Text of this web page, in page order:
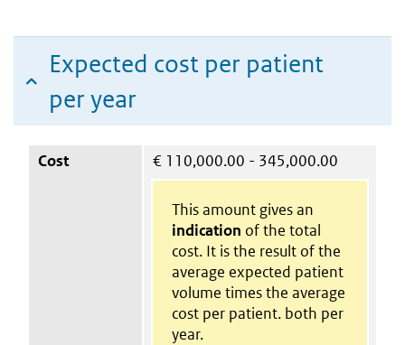
Expected cost per patient
per year
Cost € 110,000.00 - 345,000.00
This amount gives an
indication of the total
cost. It is the result of the
average expected patient
volume times the average
cost per patient. both per
year.